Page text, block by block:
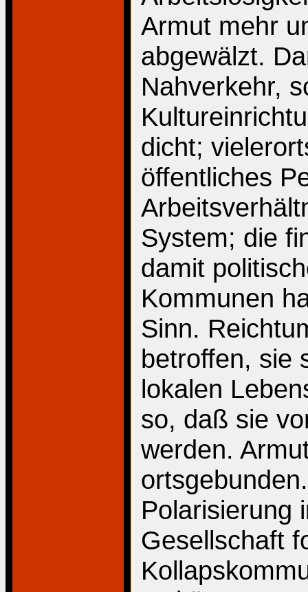
Armut mehr
abgewälzt.
Nahverkehr,
dicht;
öffentliches
System; die
damit
Kommunen
Sinn.
betroffen, sie
lokalen
so, daß sie
werden.
Polarisierung
Gesellschaft